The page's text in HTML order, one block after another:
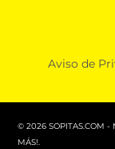
muerte de su
Aviso de
© 2026 SOPITAS.COM -
MÁS!.